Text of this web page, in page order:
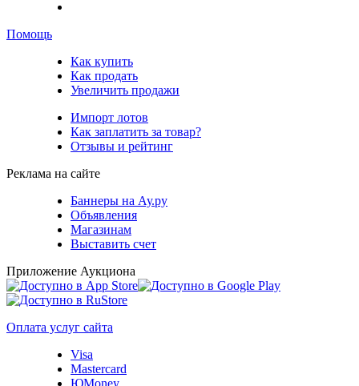
Помощь
Как купить
Как продать
Увеличить продажи
Импорт лотов
Как заплатить за товар?
Отзывы и рейтинг
Реклама на сайте
Баннеры на Ау.ру
Объявления
Магазинам
Выставить счет
Приложение Аукциона
Оплата услуг сайта
Visa
Mastercard
ЮMoney